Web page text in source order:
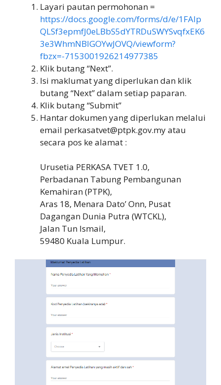
Layari pautan permohonan =
https://docs.google.com/forms/d/e/1FAIp
QLSf3epmfJ0eLBbS5dYTRDuSWYSvqfxEK6
3e3WhmNBIGOYwJOVQ/viewform?
fbzx=-7153001926214977385
Klik butang “Next”.
Isi maklumat yang diperlukan dan klik
butang “Next” dalam setiap paparan.
Klik butang “Submit”
Hantar dokumen yang diperlukan melalui
email perkasatvet@ptpk.gov.my atau
secara pos ke alamat :
Urusetia PERKASA TVET 1.0,
Perbadanan Tabung Pembangunan
Kemahiran (PTPK),
Aras 18, Menara Dato’ Onn, Pusat
Dagangan Dunia Putra (WTCKL),
Jalan Tun Ismail,
59480 Kuala Lumpur.